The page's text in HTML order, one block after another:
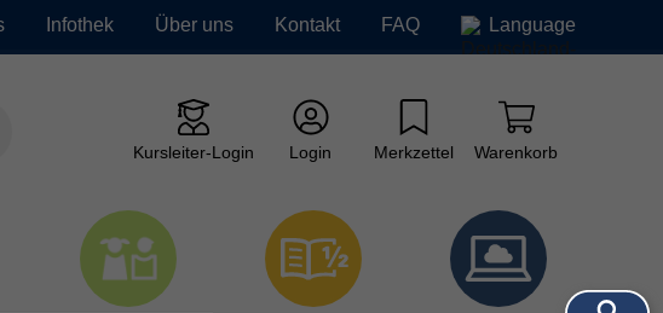
Infothek Über uns Kontakt FAQ Language
Kursleiter-Login Login Merkzettel Warenkorb